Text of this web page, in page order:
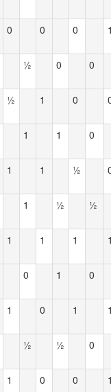
0 0 0 1
½ 0 0
½ 1 0
1 1 0
1 1 ½
1 ½ ½
1 1 1 1
0 1 0
1 0 1 1
½ ½ 0
1 0 0 1